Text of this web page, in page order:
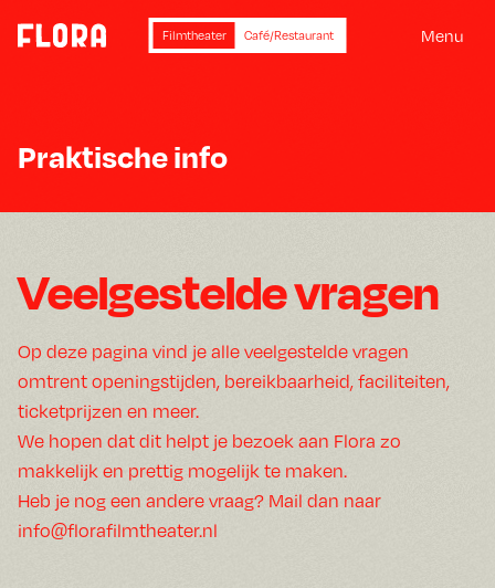
Filmtheater Café/Restaurant Menu
Praktische info
Veelgestelde vragen
Op deze pagina vind je alle veelgestelde vragen
omtrent openingstijden, bereikbaarheid, faciliteiten,
ticketprijzen en meer.
We hopen dat dit helpt je bezoek aan Flora zo
makkelijk en prettig mogelijk te maken.
Heb je nog een andere vraag? Mail dan naar
info@florafilmtheater.nl